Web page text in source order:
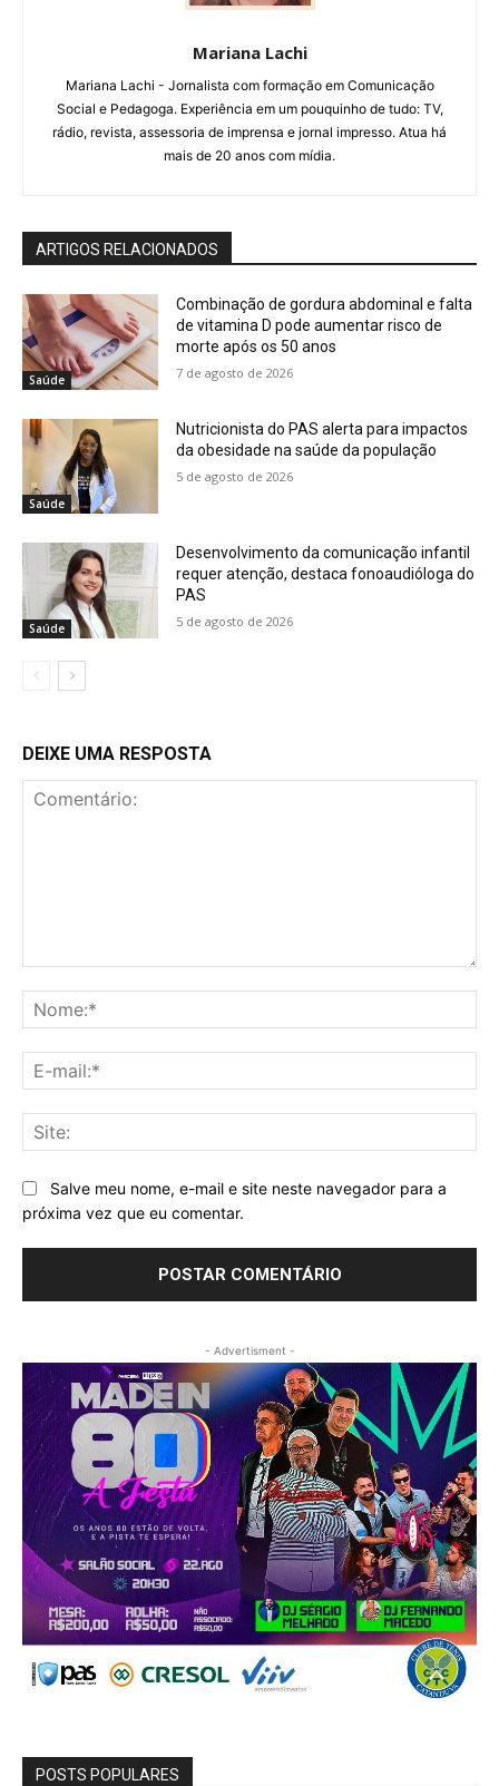
Mariana Lachi
Mariana Lachi - Jornalista com formação em Comunicação
Social e Pedagoga. Experiência em um pouquinho de tudo: TV,
rádio, revista, assessoria de imprensa e jornal impresso. Atua há
mais de 20 anos com mídia.
ARTIGOS RELACIONADOS
Saúde
Combinação de gordura abdominal e falta
de vitamina D pode aumentar risco de
morte após os 50 anos
7 de agosto de 2026
Saúde
Nutricionista do PAS alerta para impactos
da obesidade na saúde da população
5 de agosto de 2026
Saúde
Desenvolvimento da comunicação infantil
requer atenção, destaca fonoaudióloga do
PAS
5 de agosto de 2026
DEIXE UMA RESPOSTA
Salve meu nome, e-mail e site neste navegador para a
próxima vez que eu comentar.
- Advertisment -
POSTS POPULARES